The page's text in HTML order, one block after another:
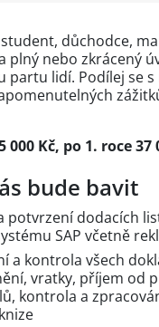
student, důchodce,
plný nebo zkrácený
partu lidí. Podílej se s
000 Kč, po 1. roce 37
bude bavit
potvrzení dodacích
SAP včetně
a kontrola všech
vratky, příjem od
kontrola a